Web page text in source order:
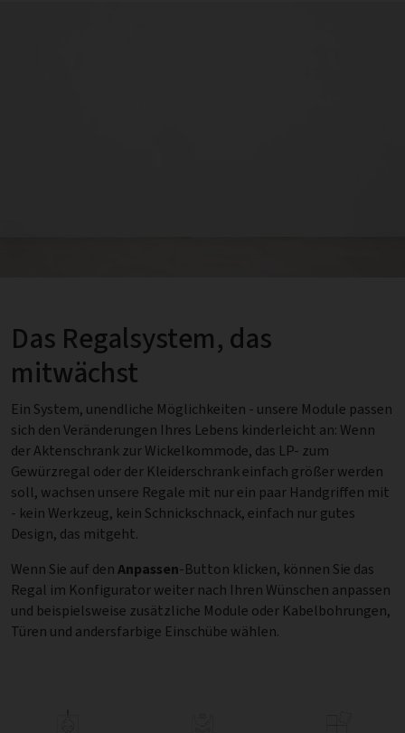
Das Regalsystem, das
mitwächst
Ein System, unendliche Möglichkeiten - unsere Module passen
sich den Veränderungen Ihres Lebens kinderleicht an: Wenn
der Aktenschrank zur Wickelkommode, das LP- zum
Gewürzregal oder der Kleiderschrank einfach größer werden
soll, wachsen unsere Regale mit nur ein paar Handgriffen mit
- kein Werkzeug, kein Schnickschnack, einfach nur gutes
Design, das mitgeht.
Wenn Sie auf denAnpassen-Button klicken, können Sie das
Regal im Konfigurator weiter nach Ihren Wünschen anpassen
und beispielsweise zusätzliche Module oder Kabelbohrungen,
Türen und andersfarbige Einschübe wählen.